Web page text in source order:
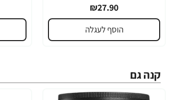
₪27.90
הוסף לעגלה
קנה גם